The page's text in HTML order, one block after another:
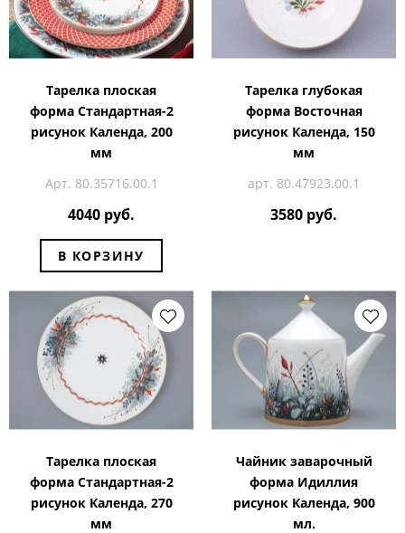
Тарелка плоская
форма Стандартная-2
рисунок Календа, 200
мм
Арт. 80.35716.00.1
4040 руб.
В КОРЗИНУ
Тарелка глубокая
форма Восточная
рисунок Календа, 150
мм
арт. 80.47923.00.1
3580 руб.
Тарелка плоская
форма Стандартная-2
рисунок Календа, 270
мм
Чайник заварочный
форма Идиллия
рисунок Календа, 900
мл.